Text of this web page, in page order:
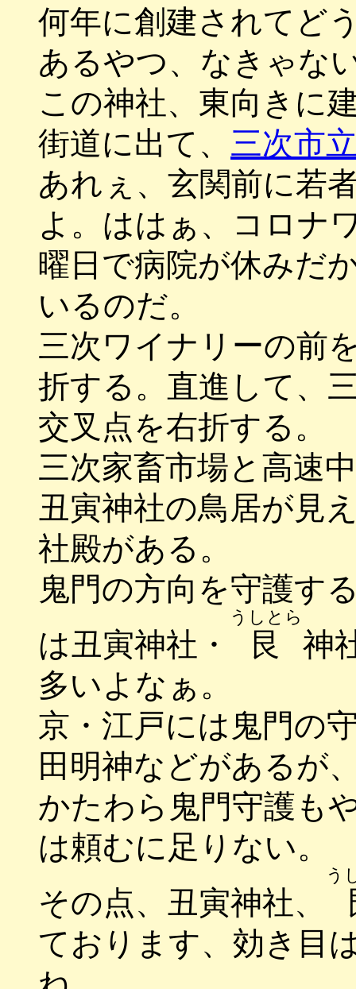
何年に創建されてど
あるやつ、なきゃな
この神社、東向きに
街道に出て、 三次市
あれぇ、玄関前に若
よ。ははぁ、コロナ
曜日で病院が休みだ
いるのだ。
三次ワイナリーの前
折する。直進して、
交叉点を右折する。
三次家畜市場と高速
丑寅神社の鳥居が見
社殿がある。
鬼門の方向を守護す
は丑寅神社・
艮
うしとら
神
多いよなぁ。
京・江戸には鬼門の
田明神などがあるが
かたわら鬼門守護も
は頼むに足りない。
その点、丑寅神社、
う
ております、効き目